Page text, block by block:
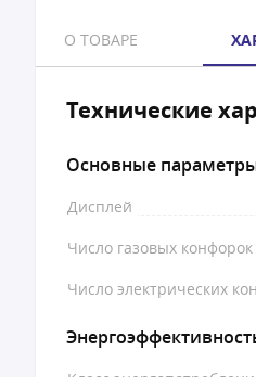
О ТОВАРЕ
Технические
Основные
Дисплей
Число газовых конфорок
Число электрических